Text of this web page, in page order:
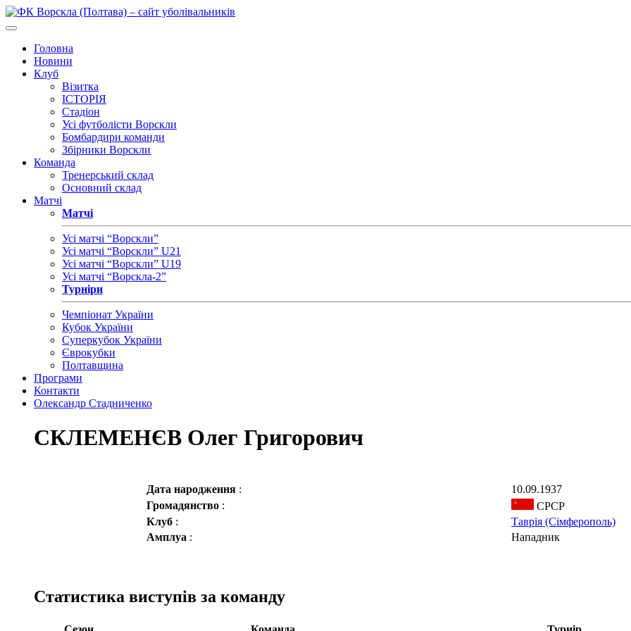
Головна
Новини
Клуб
Візитка
ІСТОРІЯ
Стадіон
Усі футболісти Ворскли
Бомбардири команди
Збірники Ворскли
Команда
Тренерський склад
Основний склад
Матчі
Матчі
Усі матчі “Ворскли”
Усі матчі “Ворскли” U21
Усі матчі “Ворскли” U19
Усі матчі “Ворскла-2”
Турніри
Чемпіонат України
Кубок України
Суперкубок України
Єврокубки
Полтавщина
Програми
Контакти
Олександр Стадниченко
СКЛЕМЕНЄВ Олег Григорович
Дата народження :
10.09.1937
Громадянство :
СРСР
Клуб :
Таврія (Сімферополь)
Амплуа : Нападник
Статистика виступів за команду